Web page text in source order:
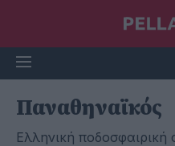
Παναθηναϊκός
Ελληνική